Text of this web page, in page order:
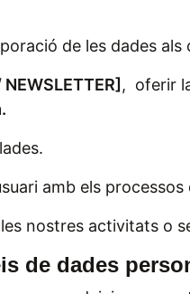
de les dades
] , oferir
amb els
nostres activitats o
de dades